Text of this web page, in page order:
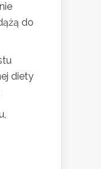
do
diety